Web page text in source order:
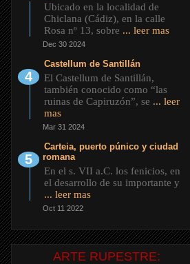
Ubicado en la localidad de
Chiclana (Cádiz), en la calle
Rosa nº 13, sobre ... leer mas
Dec 30 2024
Castellum de Santillán
El Castellum de Santillán,
también conocido como “las
ruinas de Capiruzón”, se ... leer
mas
Mar 31 2024
Carteia, puerto púnico y ciudad
romana
En el s. VII a.C. los fenicios, en
el desarrollo de su importante y
... leer mas
Oct 11 2022
ARTE RUPESTRE: